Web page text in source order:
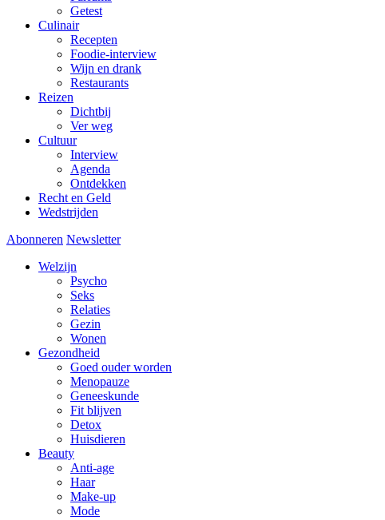
Getest
Culinair
Recepten
Foodie-interview
Wijn en drank
Restaurants
Reizen
Dichtbij
Ver weg
Cultuur
Interview
Agenda
Ontdekken
Recht en Geld
Wedstrijden
Abonneren Newsletter
Welzijn
Psycho
Seks
Relaties
Gezin
Wonen
Gezondheid
Goed ouder worden
Menopauze
Geneeskunde
Fit blijven
Detox
Huisdieren
Beauty
Anti-age
Haar
Make-up
Mode